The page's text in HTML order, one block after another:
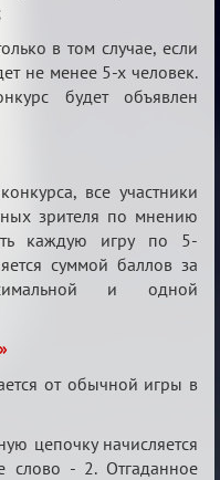
в том случае, если
не менее 5-х человек.
будет объявлен
все участники
зрителя по мнению
каждую игру по 5-
суммой баллов за
и одной
от обычной игры в
цепочку начисляется
слово - 2. Отгаданное